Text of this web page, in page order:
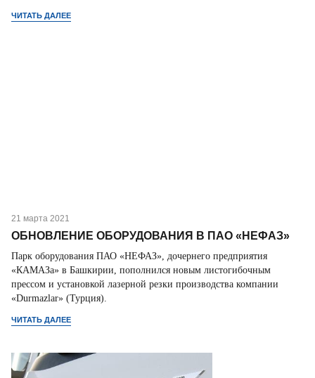
ЧИТАТЬ ДАЛЕЕ
21 марта 2021
ОБНОВЛЕНИЕ ОБОРУДОВАНИЯ В ПАО «НЕФАЗ»
Парк оборудования ПАО «НЕФАЗ», дочернего предприятия
«КАМАЗа» в Башкирии, пополнился новым листогибочным
прессом и установкой лазерной резки производства компании
«Durmazlar» (Турция).
ЧИТАТЬ ДАЛЕЕ